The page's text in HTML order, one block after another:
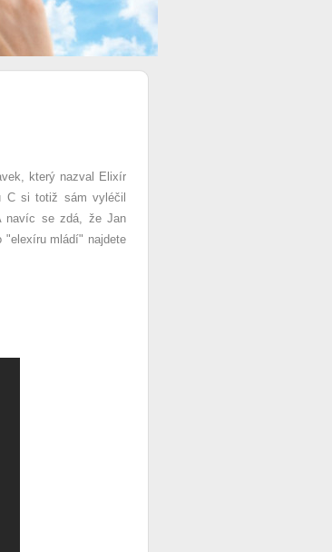
který nazval Elixír
C si totiž sám vyléčil
navíc se zdá, že Jan
"elexíru mládí" najdete